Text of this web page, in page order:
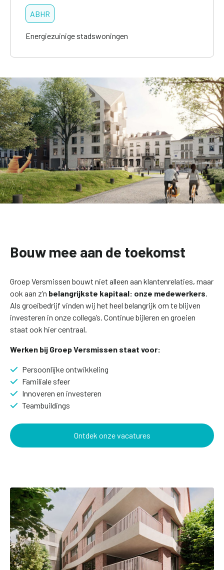
ABHR
Energiezuinige stadswoningen
Bouw mee aan de toekomst
Groep Versmissen bouwt niet alleen aan klantenrelaties, maar
ook aan z’n belangrijkste kapitaal: onze medewerkers
Als groeibedrijf vinden wij het heel belangrijk om te blijven
investeren in onze collega’s. Continue bijleren en groeien
staat ook hier centraal.
Werken bij Groep Versmissen staat voor:
Persoonlijke ontwikkeling
Familiale sfeer
Innoveren en investeren
Teambuildings
Ontdek onze vacatures